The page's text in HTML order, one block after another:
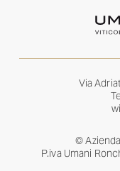
Via
©
P.iva Umani